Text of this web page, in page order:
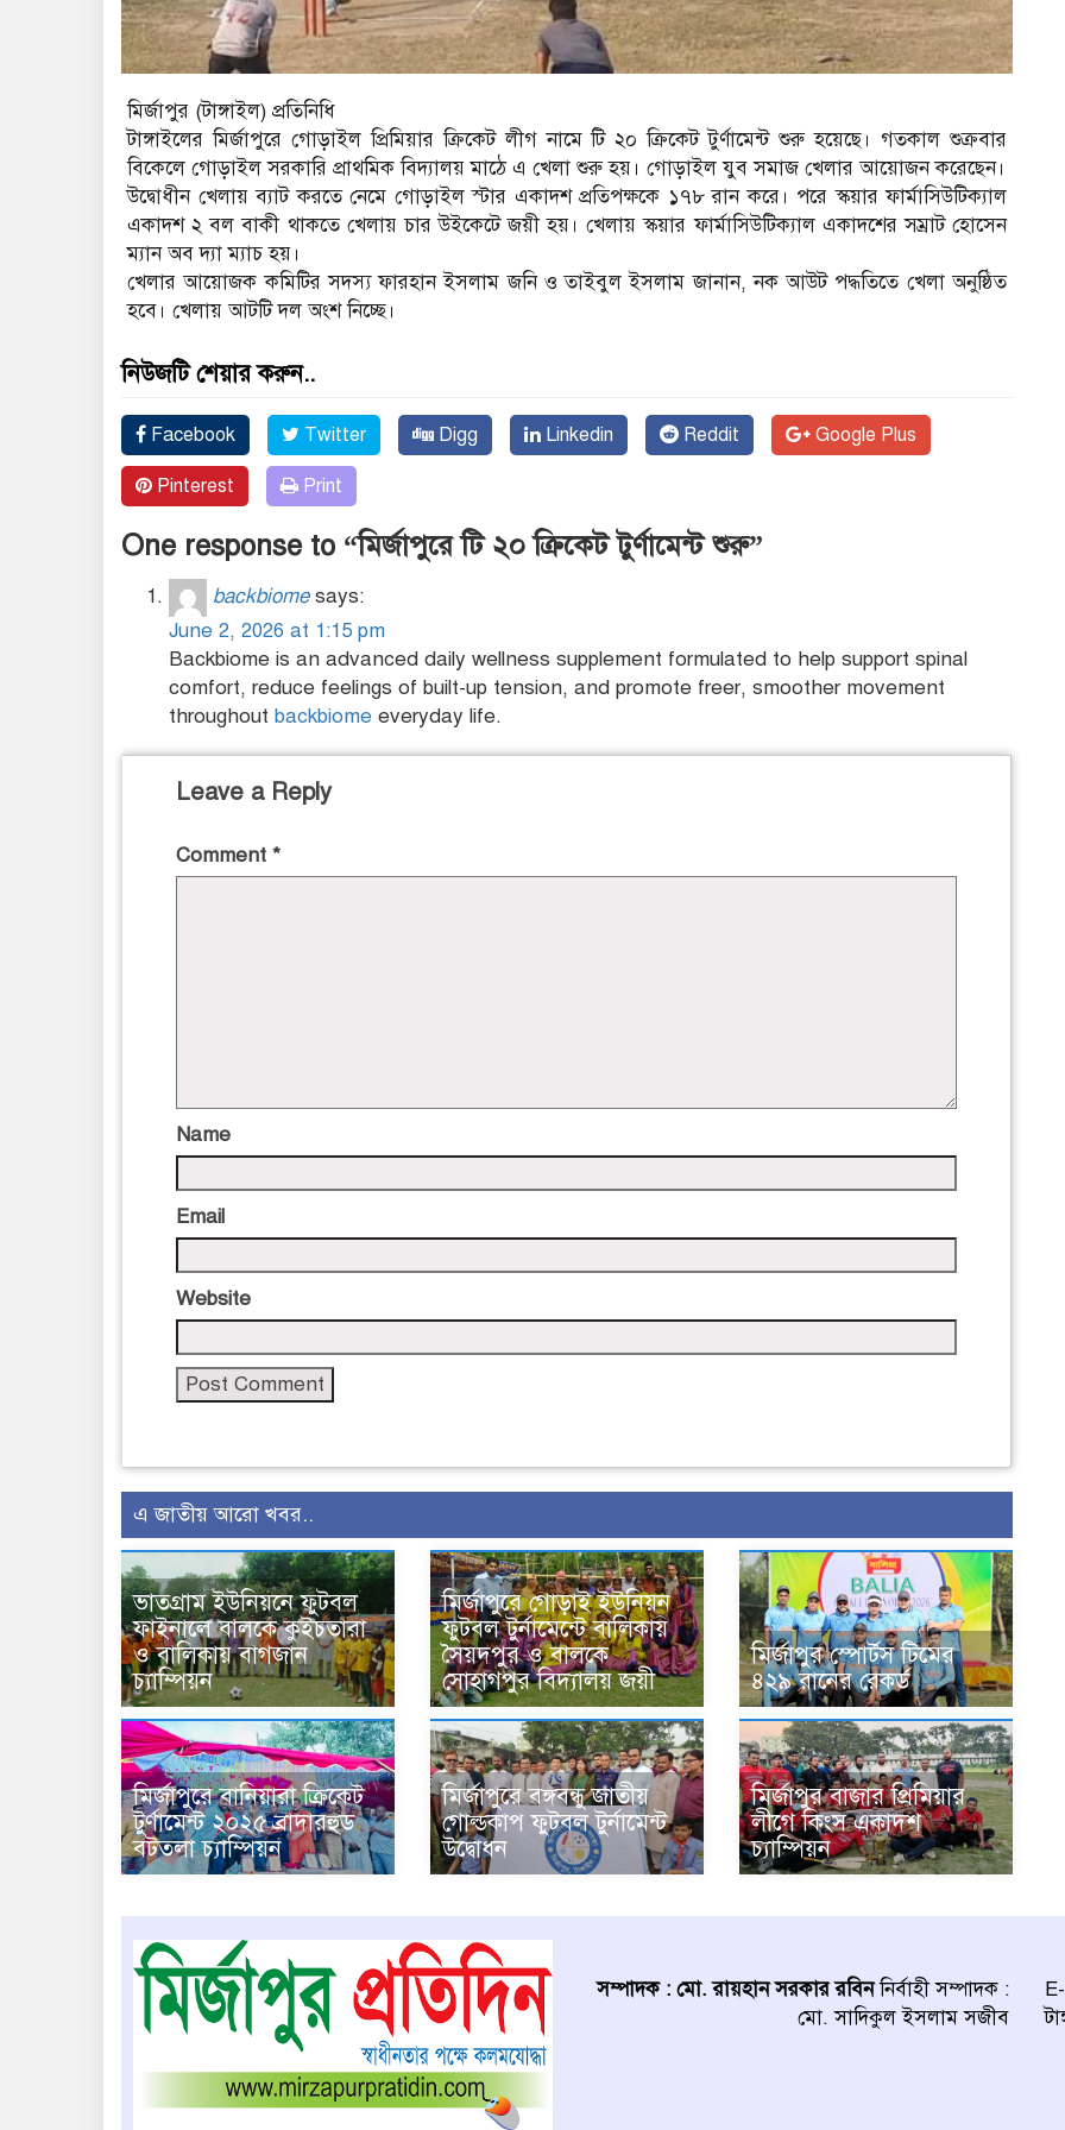
মির্জাপুর (টাঙ্গাইল) প্রতিনিধি
টাঙ্গাইলের মির্জাপুরে গোড়াইল প্রিমিয়ার ক্রিকেট লীগ নামে টি ২০ ক্রিকেট টুর্ণামেন্ট শুরু হয়েছে। গতকাল শুক্রবার
বিকেলে গোড়াইল সরকারি প্রাথমিক বিদ্যালয় মাঠে এ খেলা শুরু হয়। গোড়াইল যুব সমাজ খেলার আয়োজন করেছেন।
উদ্বোধীন খেলায় ব্যাট করতে নেমে গোড়াইল স্টার একাদশ প্রতিপক্ষকে ১৭৮ রান করে। পরে স্কয়ার ফার্মাসিউটিক্যাল
একাদশ ২ বল বাকী থাকতে খেলায় চার উইকেটে জয়ী হয়। খেলায় স্কয়ার ফার্মাসিউটিক্যাল একাদশের সম্রাট হোসেন
ম্যান অব দ্যা ম্যাচ হয়।
খেলার আয়োজক কমিটির সদস্য ফারহান ইসলাম জনি ও তাইবুল ইসলাম জানান, নক আউট পদ্ধতিতে খেলা অনুষ্ঠিত
হবে। খেলায় আটটি দল অংশ নিচ্ছে।
নিউজটি শেয়ার করুন..
Facebook Twitter Digg Linkedin Reddit Google Plus
Pinterest Print
One response to “মির্জাপুরে টি ২০ ক্রিকেট টুর্ণামেন্ট শুরু”
backbiome says:
June 2, 2026 at 1:15 pm
Backbiome is an advanced daily wellness supplement formulated to help support spinal
comfort, reduce feelings of built-up tension, and promote freer, smoother movement
throughout backbiome everyday life.
Leave a Reply
Comment *
Name
Email
Website
এ জাতীয় আরো খবর..
ভাতগ্রাম ইউনিয়নে ফুটবল
ফাইনালে বালকে কুইচতারা
ও বালিকায় বাগজান
চ্যাম্পিয়ন
মির্জাপুরে গোড়াই ইউনিয়ন
ফুটবল টুর্নামেন্টে বালিকায়
সৈয়দপুর ও বালকে
সোহাগপুর বিদ্যালয় জয়ী
মির্জাপুর স্পোর্টস টিমের
৪২৯ রানের রেকর্ড
মির্জাপুরে বানিয়ারা ক্রিকেট
টুর্ণামেন্ট ২০২৫ ব্রাদারহুড
বটতলা চ্যাম্পিয়ন
মির্জাপুরে বঙ্গবন্ধু জাতীয়
গোল্ডকাপ ফুটবল টুর্নামেন্ট
উদ্বোধন
মির্জাপুর বাজার প্রিমিয়ার
লীগে কিংস একাদশ
চ্যাম্পিয়ন
সম্পাদক : মো. রায়হান সরকার রবিননির্বাহী সম্পাদক :
মো. সাদিকুল ইসলাম সজীব